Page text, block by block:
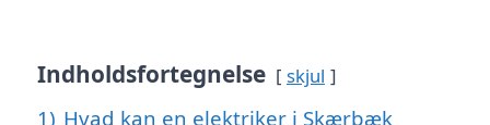
Indholdsfortegnelse skjul
1) Hvad kan en elektriker i Skærbæk